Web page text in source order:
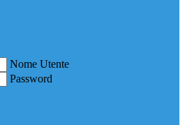
Nome Utente
Password